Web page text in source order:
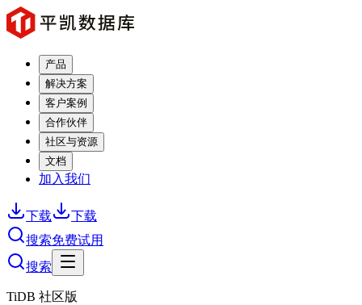
产品
解决方案
客户案例
合作伙伴
社区与资源
文档
加入我们
下载
下载
搜索免费试用
搜索
TiDB 社区版